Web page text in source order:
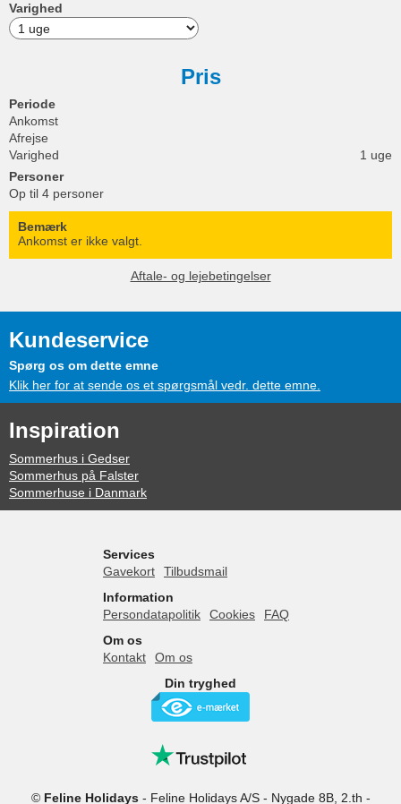
Varighed
Pris
Periode
Ankomst
Afrejse
Varighed
1 uge
Personer
Op til 4 personer
Bemærk
Ankomst er ikke valgt.
Aftale- og lejebetingelser
Kundeservice
Spørg os om dette emne
Klik her for at sende os et spørgsmål vedr. dette emne.
Inspiration
Sommerhus i Gedser
Sommerhus på Falster
Sommerhuse i Danmark
Services
Gavekort
Tilbudsmail
Information
Persondatapolitik
Cookies
FAQ
Om os
Kontakt
Om os
Din tryghed
© Feline Holidays- Feline Holidays A/S- Nygade 8B, 2.th -